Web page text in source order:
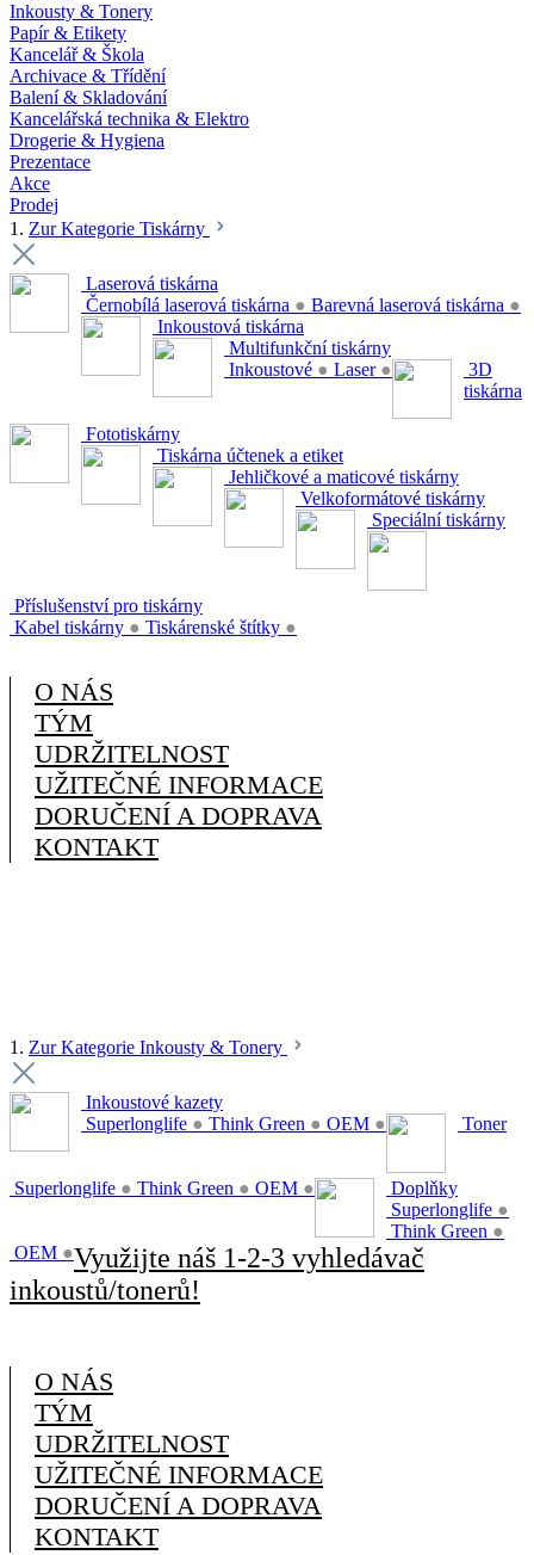
Inkousty & Tonery
Papír & Etikety
Kancelář & Škola
Archivace & Třídění
Balení & Skladování
Kancelářská technika & Elektro
Drogerie & Hygiena
Prezentace
Akce
Prodej
1. Zur Kategorie Tiskárny
Laserová tiskárna
Černobílá laserová tiskárna ● Barevná laserová tiskárna ●
Inkoustová tiskárna
Multifunkční tiskárny
Inkoustové ● Laser ●
3D
tiskárna
Fototiskárny
Tiskárna účtenek a etiket
Jehličkové a maticové tiskárny
Velkoformátové tiskárny
Speciální tiskárny
Příslušenství pro tiskárny
Kabel tiskárny ● Tiskárenské štítky ●
O NÁS
TÝM
UDRŽITELNOST
UŽITEČNÉ INFORMACE
DORUČENÍ A DOPRAVA
KONTAKT
1. Zur Kategorie Inkousty & Tonery
Inkoustové kazety
Superlonglife ● Think Green ● OEM ● Toner
Superlonglife ● Think Green ● OEM ●
Doplňky
Superlonglife ●
Think Green ●
OEM ●Využijte náš 1-2-3 vyhledávač
inkoustů/tonerů!
O NÁS
TÝM
UDRŽITELNOST
UŽITEČNÉ INFORMACE
DORUČENÍ A DOPRAVA
KONTAKT